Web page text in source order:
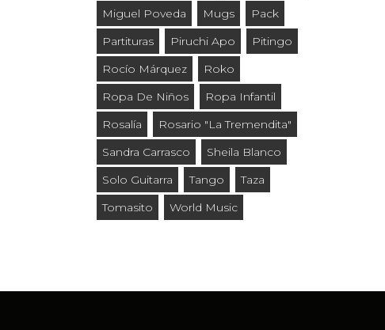
Miguel Poveda
Mugs
Pack
Partituras
Piruchi Apo
Pitingo
Rocío Márquez
Roko
Ropa De Niños
Ropa Infantil
Rosalía
Rosario "La Tremendita"
Sandra Carrasco
Sheila Blanco
Solo Guitarra
Tango
Taza
Tomasito
World Music